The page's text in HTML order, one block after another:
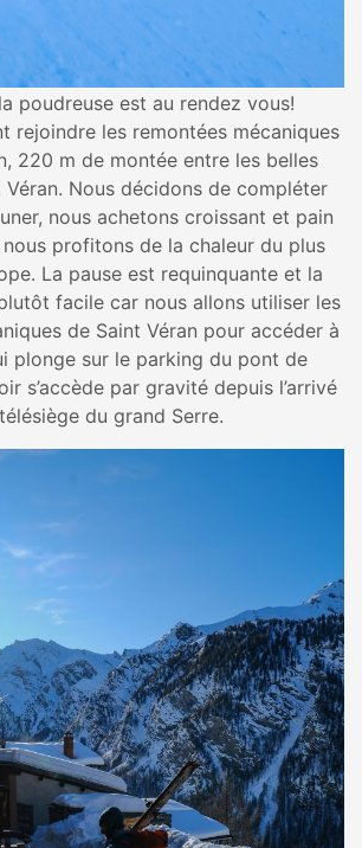
poudreuse est au rendez vous!
rejoindre les remontées mécaniques
220 m de montée entre les belles
Nous décidons de compléter
nous achetons croissant et pain
profitons de la chaleur du plus
La pause est requinquante et la
facile car nous allons utiliser les
de Saint Véran pour accéder à
plonge sur le parking du pont de
s’accède par gravité depuis l’arrivé
du grand Serre.